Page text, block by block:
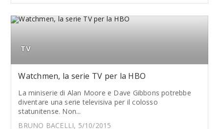
TV
Watchmen, la serie TV per la HBO
La miniserie di Alan Moore e Dave Gibbons potrebbe
diventare una serie televisiva per il colosso
statunitense. Non...
BRUNO BACELLI, 5/10/2015